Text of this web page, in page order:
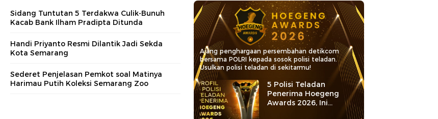
Sidang Tuntutan 5 Terdakwa Culik-Bunuh
Kacab Bank Ilham Pradipta Ditunda
Handi Priyanto Resmi Dilantik Jadi Sekda
Kota Semarang
Sederet Penjelasan Pemkot soal Matinya
Harimau Putih Koleksi Semarang Zoo
Ajang penghargaan persembahan detikcom
bersama POLRI kepada sosok polisi teladan.
Usulkan polisi teladan di sekitarmu!
5 Polisi Teladan
Penerima Hoegeng
Awards 2026, Ini
Kategori dan Kiprahnya